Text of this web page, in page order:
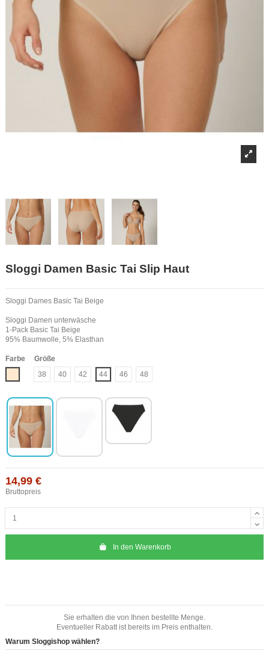
Sloggi Damen Basic Tai Slip Haut
Sloggi Dames Basic Tai Beige
Sloggi Damen unterwäsche
1-Pack Basic Tai Beige
95% Baumwolle, 5% Elasthan
Farbe
Größe
38
40 42 44 46 48
14,99 €
Bruttopreis
In den Warenkorb
Sie erhalten die von Ihnen bestellte Menge.
Eventueller Rabatt ist bereits im Preis enthalten.
Warum Sloggishop wählen?